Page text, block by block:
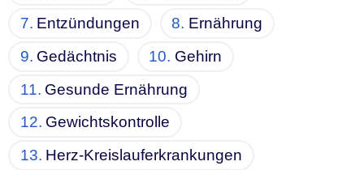
Entzündungen
Ernährung
Gedächtnis
Gehirn
Gesunde Ernährung
Gewichtskontrolle
Herz-Kreislauferkrankungen